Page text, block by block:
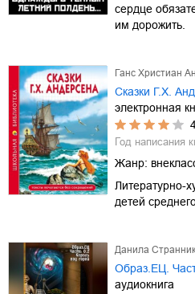
сердце
им дорожить.
Ганс Христиан
Сказки Г.Х.
электронная
Год написания
Жанр:
Литературно-
детей
Данила Странник
Образ.ЕЦ.
аудиокнига